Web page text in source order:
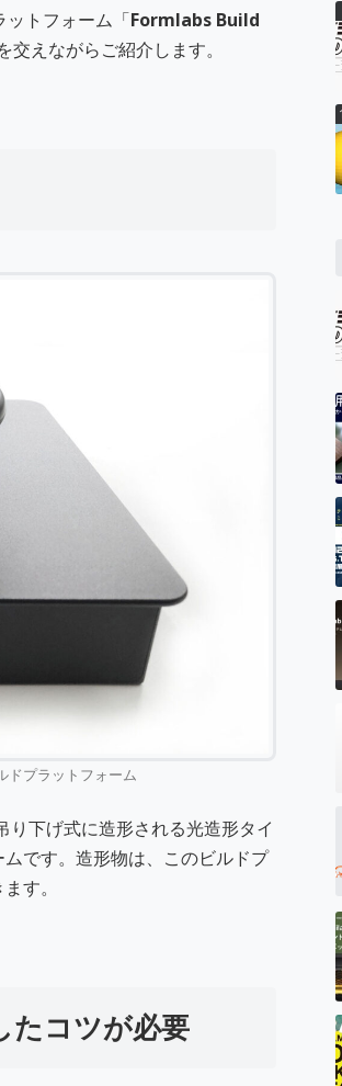
トフォーム「Formlabs Build
えながらご紹介します。
ドプラットフォーム
下げ式に造形される光造形タイ
です。造形物は、このビルドプ
す。
たコツが必要